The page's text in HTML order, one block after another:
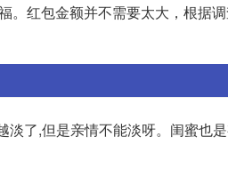
。红包金额并不需要太大，根据
了,但是亲情不能淡呀。闺蜜也